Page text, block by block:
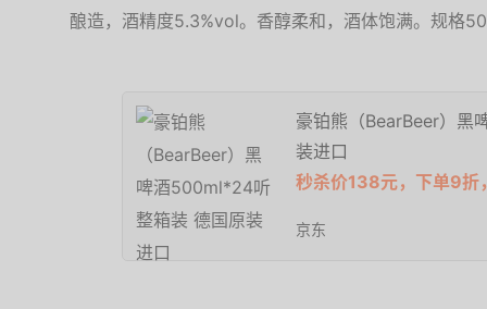
酿造，酒精度5.3%vol。香醇柔和，酒体饱满。规格
豪铂熊（BearBeer）黑
装进口
秒杀价138元，下单9折
京东